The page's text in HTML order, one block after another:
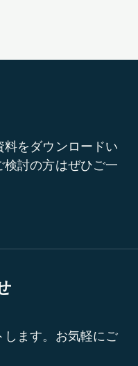
をダウンロードい
討の方はぜひご一
ます。お気軽にご